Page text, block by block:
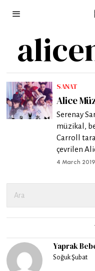
SANAT
Alice
Serenay
müzikal,
Carroll
çevrilen
4 March 2019
Yaprak
Soğuk Şubat